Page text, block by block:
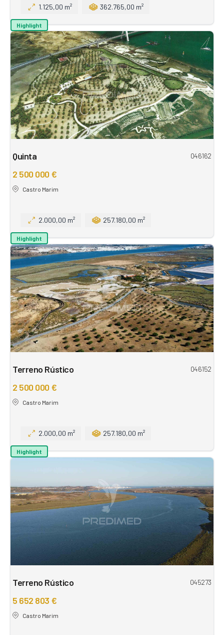
1.125,00 m² 362.765,00 m²
Highlight
Quinta 046162
2 500 000 €
Castro Marim
2.000,00 m² 257.180,00 m²
Highlight
Terreno Rústico 046152
2 500 000 €
Castro Marim
2.000,00 m² 257.180,00 m²
Highlight
Terreno Rústico 045273
5 652 803 €
Castro Marim